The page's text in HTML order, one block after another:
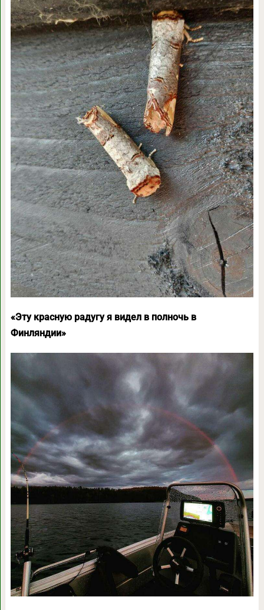
«Эту красную радугу я видел в полночь в
Финляндии»